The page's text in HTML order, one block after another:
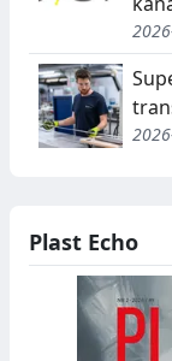
Plast Echo